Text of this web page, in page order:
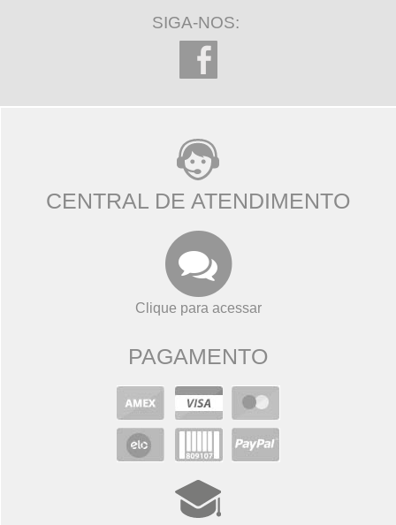
SIGA-NOS:
CENTRAL DE ATENDIMENTO
Clique para acessar
PAGAMENTO